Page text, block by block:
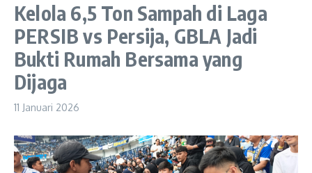
Kelola 6,5 Ton Sampah di Laga
PERSIB vs Persija, GBLA Jadi
Bukti Rumah Bersama yang
Dijaga
11 Januari 2026